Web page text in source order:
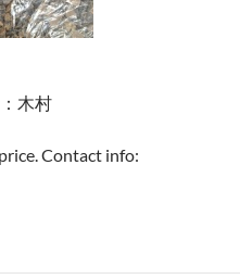
木村
Contact info: